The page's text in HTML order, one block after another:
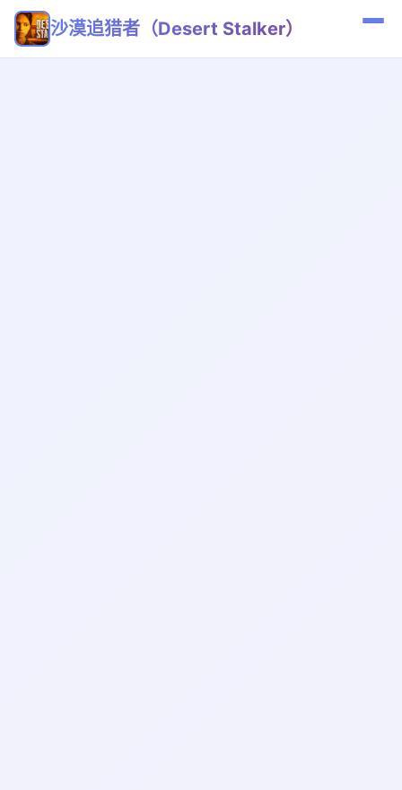
沙漠追猎者（Desert Stalker）